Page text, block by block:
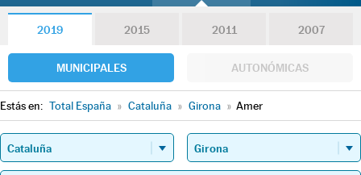
2019 2015 2011 2007
MUNICIPALES AUTONÓMICAS
Estás en: Total España » Cataluña » Girona » Amer